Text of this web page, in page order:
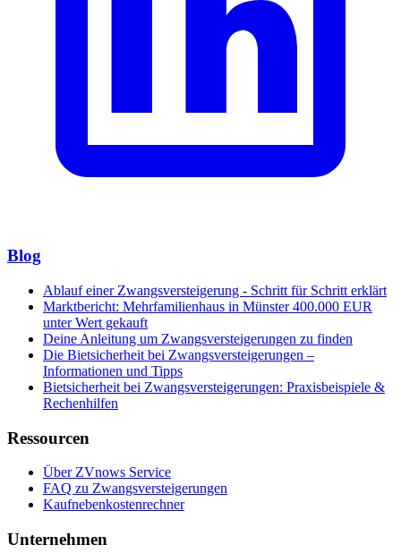
Blog
Ablauf einer Zwangsversteigerung - Schritt für Schritt erklärt
Marktbericht: Mehrfamilienhaus in Münster 400.000 EUR
unter Wert gekauft
Deine Anleitung um Zwangsversteigerungen zu finden
Die Bietsicherheit bei Zwangsversteigerungen –
Informationen und Tipps
Bietsicherheit bei Zwangsversteigerungen: Praxisbeispiele &
Rechenhilfen
Ressourcen
Über ZVnows Service
FAQ zu Zwangsversteigerungen
Kaufnebenkostenrechner
Unternehmen